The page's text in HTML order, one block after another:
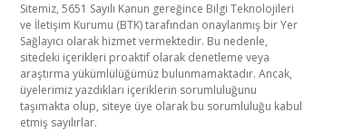
Sitemiz, 5651 Sayılı Kanun gereğince Bilgi Teknolojileri
ve İletişim Kurumu (BTK) tarafından onaylanmış bir Yer
Sağlayıcı olarak hizmet vermektedir. Bu nedenle,
sitedeki içerikleri proaktif olarak denetleme veya
araştırma yükümlülüğümüz bulunmamaktadır. Ancak,
üyelerimiz yazdıkları içeriklerin sorumluluğunu
taşımakta olup, siteye üye olarak bu sorumluluğu kabul
etmiş sayılırlar.